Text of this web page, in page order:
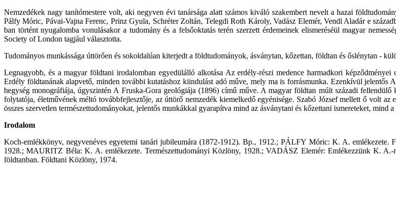
Nemzedékek nagy tanítómestere volt, aki negyven évi tanársága alatt számos kiváló szakembert nevelt a hazai
Pálfy Móric, Pávai-Vajna Ferenc, Prinz Gyula, Schréter Zoltán, Telegdi Roth Károly, Vadász Elemér, Vendl Aladár e
ban történt nyugalomba vonulásakor a tudomány és a felsőoktatás terén szerzett érdemeinek elismeréséül magyar
Society of London tagjául választotta.
Tudományos munkássága úttörően és sokoldalúan kiterjedt a földtudományok, ásványtan, kőzettan, földtan és őslénytan -
Legnagyobb, és a magyar földtani irodalomban egyedülálló alkotása Az erdély-részi medence harmadkori
Erdély földtanának alapvető, minden további kutatáshoz kiindulást adó műve, mely ma is forrásmunka. Ezenkívül jelentős
hegység monográfiája, úgyszintén A Fruska-Gora geológiája (1896) című műve. A magyar földtan múlt századi fellendülő
folytatója, életművének méltó továbbfejlesztője, az úttörő nemzedék kiemelkedő egyénisége. Szabó József mellett ő volt
összes szervetlen természettudományokat, jelentős munkákkal gyarapítva mind az ásványtani és kőzettani ismereteket, mind
Irodalom
Koch-emlékkönyv, negyvenéves egyetemi tanári jubileumára (1872-1912). Bp., 1912.; PÁLFY Móric: K. A.
1928.; MAURITZ Béla: K. A. emlékezete. Természettudományi Közlöny, 1928.; VADÁSZ Elemér: Emlékezzünk K.
földtanban. Földtani Közlöny, 1974.